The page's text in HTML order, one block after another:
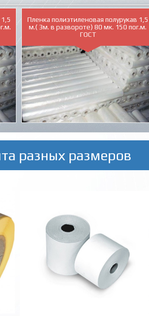
Пленка полиэтиленовая полурукав 1,5
м.( 3м. в развороте) 80 мк. 150 пог.м.
ГОСТ
разных размеров